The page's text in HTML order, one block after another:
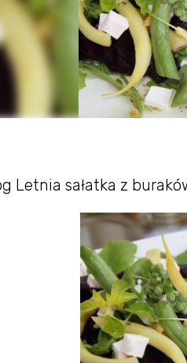
Letnia sałatka z